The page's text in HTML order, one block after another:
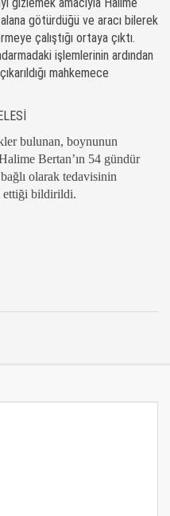
götürdüğü ve aracı bilerek
çalıştığı ortaya çıktı.
işlemlerinin ardından
mahkemece
bulunan, boynunun
Bertan’ın 54 gündür
olarak tedavisinin
ettiği bildirildi.